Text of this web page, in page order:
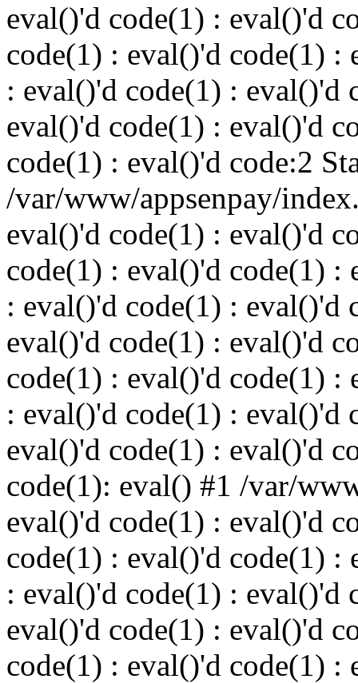
eval()'d code(1) : eval()'d
code(1) : eval()'d code(1) :
: eval()'d code(1) : eval()'d
eval()'d code(1) : eval()'d
code(1) : eval()'d code:2
/var/www/appsenpay/
eval()'d code(1) : eval()'d
code(1) : eval()'d code(1) :
: eval()'d code(1) : eval()'d
eval()'d code(1) : eval()'d
code(1) : eval()'d code(1) :
: eval()'d code(1) : eval()'d
eval()'d code(1) : eval()'d
code(1): eval() #1 /var/
eval()'d code(1) : eval()'d
code(1) : eval()'d code(1) :
: eval()'d code(1) : eval()'d
eval()'d code(1) : eval()'d
code(1) : eval()'d code(1) :